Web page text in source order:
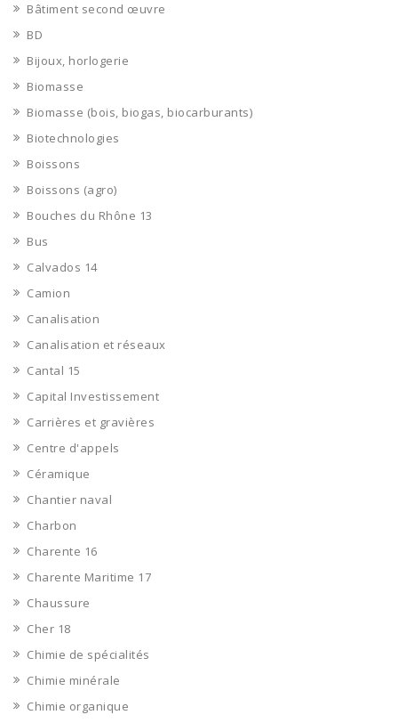
Bâtiment second œuvre
BD
Bijoux, horlogerie
Biomasse
Biomasse (bois, biogas, biocarburants)
Biotechnologies
Boissons
Boissons (agro)
Bouches du Rhône 13
Bus
Calvados 14
Camion
Canalisation
Canalisation et réseaux
Cantal 15
Capital Investissement
Carrières et gravières
Centre d'appels
Céramique
Chantier naval
Charbon
Charente 16
Charente Maritime 17
Chaussure
Cher 18
Chimie de spécialités
Chimie minérale
Chimie organique